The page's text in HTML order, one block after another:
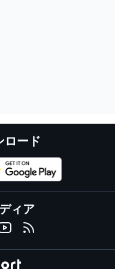
ロード
ィア